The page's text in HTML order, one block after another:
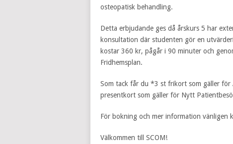
osteopatisk behandling.
Detta erbjudande ges då årskurs 5 har
konsultation där studenten gör en
kostar 360 kr, pågår i 90 minuter och
Fridhemsplan.
Som tack får du *3 st frikort som gäller för
presentkort som gäller för Nytt
För bokning och mer information vänligen
Välkommen till SCOM!